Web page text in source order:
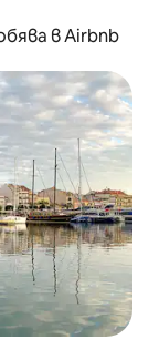
в Airbnb